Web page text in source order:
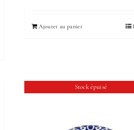
Ajouter au panier
Stock épuisé